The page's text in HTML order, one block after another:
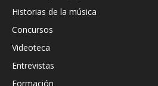
Historias de la música
Concursos
Videoteca
Entrevistas
Formación